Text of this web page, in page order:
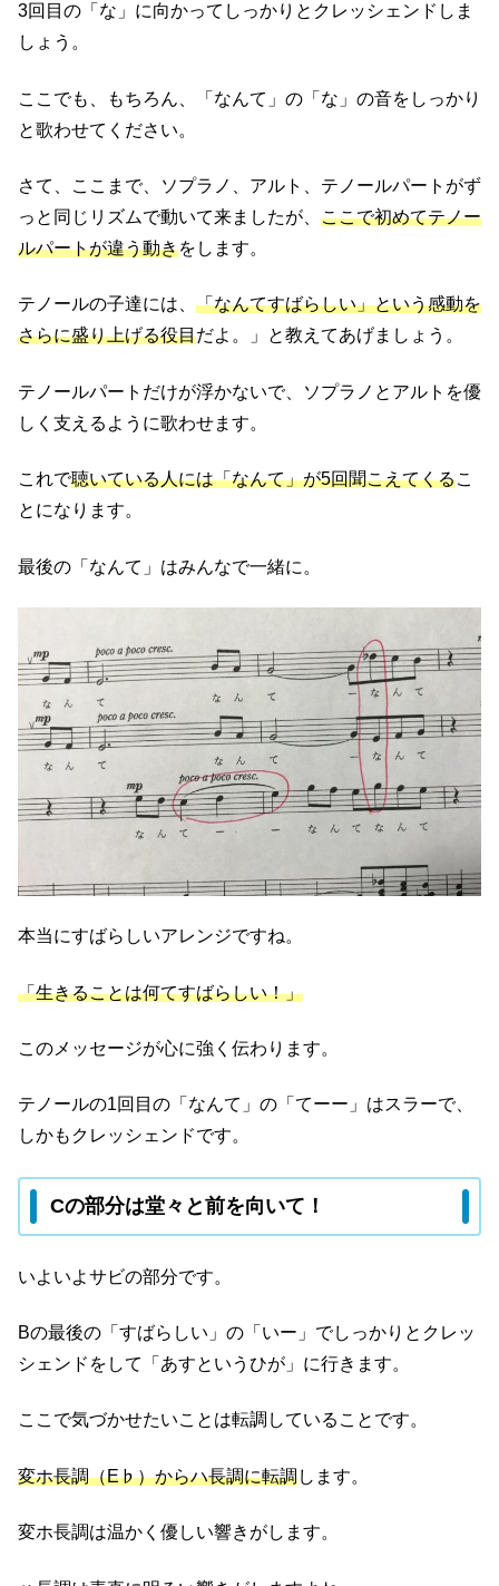
3回目の「な」に向かってしっかりとクレッシェンドしま
しょう。
ここでも、もちろん、「なんて」の「な」の音をしっかり
と歌わせてください。
さて、ここまで、ソプラノ、アルト、テノールパートがず
っと同じリズムで動いて来ましたが、 ここで初めてテノー
ルパートが違う動きをします。
テノールの子達には、 「なんてすばらしい」という感動を
さらに盛り上げる役目だよ。」と教えてあげましょう。
テノールパートだけが浮かないで、ソプラノとアルトを優
しく支えるように歌わせます。
これで聴いている人には「なんて」が5回聞こえてくるこ
とになります。
最後の「なんて」はみんなで一緒に。
本当にすばらしいアレンジですね。
「生きることは何てすばらしい！」
このメッセージが心に強く伝わります。
テノールの1回目の「なんて」の「てーー」はスラーで、
しかもクレッシェンドです。
Cの部分は堂々と前を向いて！
いよいよサビの部分です。
Bの最後の「すばらしい」の「いー」でしっかりとクレッ
シェンドをして「あすというひが」に行きます。
ここで気づかせたいことは転調していることです。
変ホ長調（E♭）からハ長調に転調します。
変ホ長調は温かく優しい響きがします。